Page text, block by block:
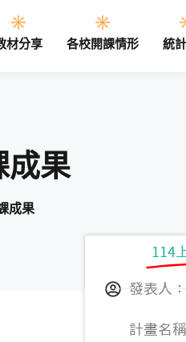
材分享 各校開課情形 統
成果
成果
114
發表人
計畫名